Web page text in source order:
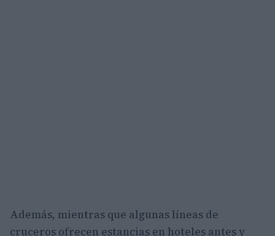
Además, mientras que algunas líneas de
cruceros ofrecen estancias en hoteles antes y